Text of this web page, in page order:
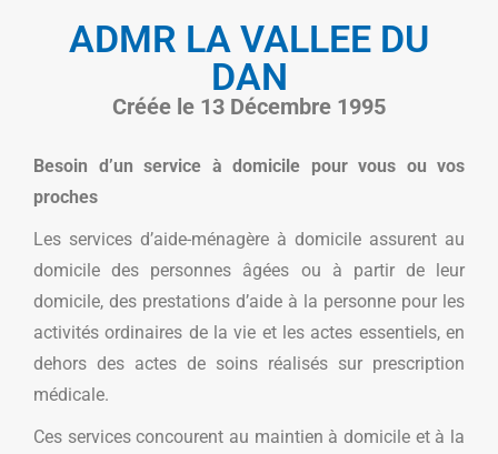
ADMR LA VALLEE DU
DAN
Créée le 13 Décembre 1995​
Besoin d’un service à domicile pour vous ou vos
proches
Les services d’aide-ménagère à domicile assurent au
domicile des personnes âgées ou à partir de leur
domicile, des prestations d’aide à la personne pour les
activités ordinaires de la vie et les actes essentiels, en
dehors des actes de soins réalisés sur prescription
médicale.
Ces services concourent au maintien à domicile et à la